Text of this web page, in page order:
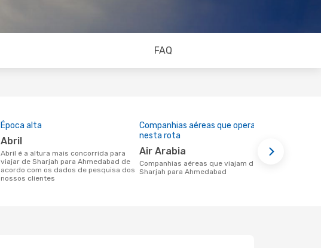
FAQ
Época alta
abril
abril é a altura mais concorrida para
viajar de Sharjah para Ahmedabad de
acordo com os dados de pesquisa dos
nossos clientes
Companhias aéreas que operam
nesta rota
Air Arabia
Companhias aéreas que viajam de
Sharjah para Ahmedabad